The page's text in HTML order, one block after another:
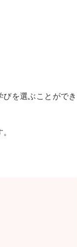
を選ぶことができ